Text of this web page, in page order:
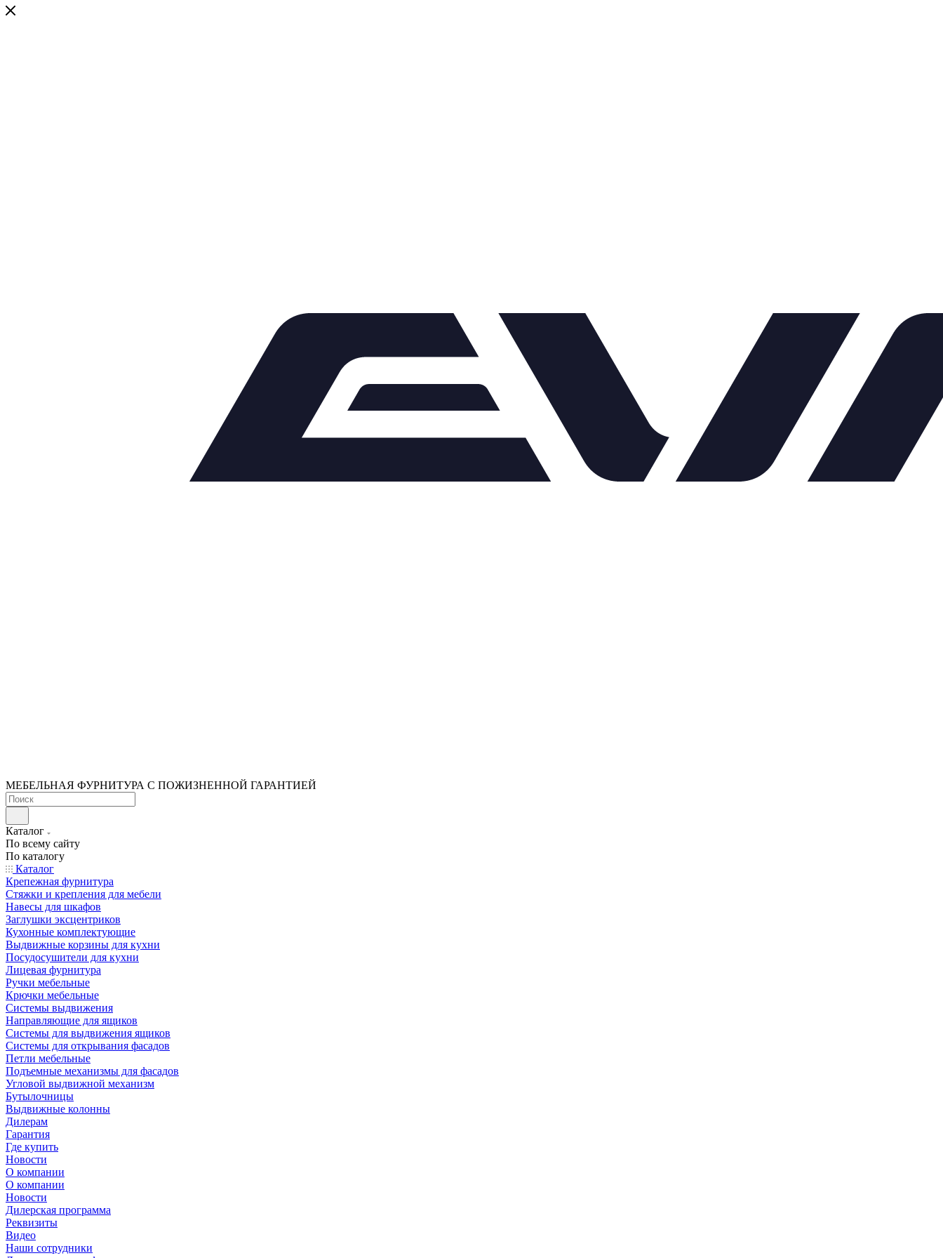
МЕБЕЛЬНАЯ ФУРНИТУРА С ПОЖИЗНЕННОЙ ГАРАНТИЕЙ
Каталог
По всему сайту
По каталогу
Каталог
Крепежная фурнитура
Стяжки и крепления для мебели
Навесы для шкафов
Заглушки эксцентриков
Кухонные комплектующие
Выдвижные корзины для кухни
Посудосушители для кухни
Лицевая фурнитура
Ручки мебельные
Крючки мебельные
Системы выдвижения
Направляющие для ящиков
Системы для выдвижения ящиков
Системы для открывания фасадов
Петли мебельные
Подъемные механизмы для фасадов
Угловой выдвижной механизм
Бутылочницы
Выдвижные колонны
Дилерам
Гарантия
Где купить
Новости
О компании
О компании
Новости
Дилерская программа
Реквизиты
Видео
Наши сотрудники